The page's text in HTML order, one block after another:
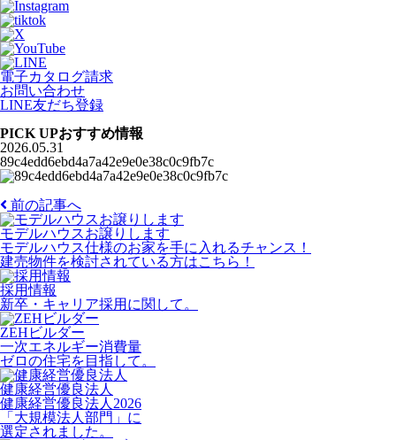
電子カタログ請求
お問い合わせ
LINE友だち登録
PICK UPおすすめ情報
2026.05.31
89c4edd6ebd4a7a42e9e0e38c0c9fb7c
前の記事へ
モデルハウスお譲りします
モデルハウス仕様のお家を手に入れるチャンス！
建売物件を検討されている方はこちら！
採用情報
新卒・キャリア採用に関して。
ZEHビルダー
一次エネルギー消費量
ゼロの住宅を目指して。
健康経営優良法人
健康経営優良法人2026
「大規模法人部門」に
選定されました。